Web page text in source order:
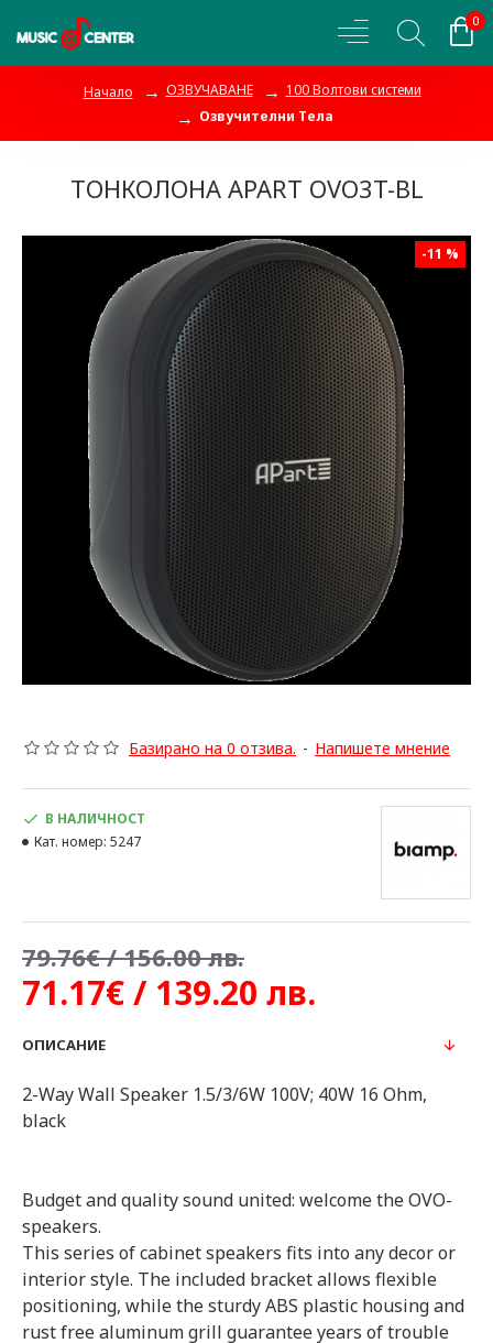
0
Начало ОЗВУЧАВАНЕ
100 Волтови системи
Озвучителни Тела
ТОНКОЛОНА APART OVO3T-BL
-11 %
Базирано на 0 отзива. - Напишете мнение
71.17€ / 139.20 лв.
79.76€ / 156.00 лв.
В НАЛИЧНОСТ
Кат. номер: 5247
ОПИСАНИЕ
2-Way Wall Speaker 1.5/3/6W 100V; 40W 16 Ohm,
black
Budget and quality sound united: welcome the OVO-
speakers.
This series of cabinet speakers fits into any decor or
interior style. The included bracket allows flexible
positioning, while the sturdy ABS plastic housing and
rust free aluminum grill guarantee years of trouble